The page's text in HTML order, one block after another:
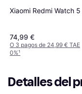
Xiaomi Redmi Watch 5
74,99 €
O 3 pagos de 24,99 € TAE
0%¹
Detalles del